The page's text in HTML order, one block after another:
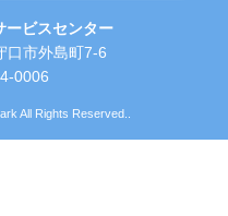
ビスセンター
口市外島町7-6
0006
All Rights Reserved..